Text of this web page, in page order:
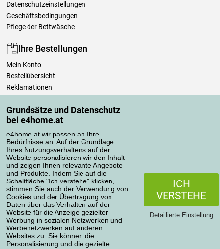
Grundsätze und Datenschutz
bei e4home.at
e4home.at wir passen an Ihre
Bedürfnisse an. Auf der Grundlage
Ihres Nutzungsverhaltens auf der
Website personalisieren wir den Inhalt
und zeigen Ihnen relevante Angebote
und Produkte. Indem Sie auf die
Schaltfläche "Ich verstehe" klicken,
stimmen Sie auch der Verwendung von
Cookies und der Übertragung von
Daten über das Verhalten auf der
Website für die Anzeige gezielter
Werbung in sozialen Netzwerken und
Werbenetzwerken auf anderen
Websites zu. Sie können die
Personalisierung und die gezielte
ICH
VERSTEHE
Detaillierte Einstellung
Datenschutzeinstellungen
Geschäftsbedingungen
Pflege der Bettwäsche
Ihre Bestellungen
Mein Konto
Bestellübersicht
Reklamationen
Einfach mehr wissen
Richtlinien zur Verarbeitung von Bewertungen
Transportarten
Zahlungsmethoden